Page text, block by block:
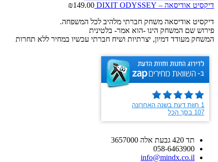
דיקסיט אודיסאה – DIXIT ODYSSEY ₪149.00
דיקסיט אודיסאה משחק חברתי מלהיב לכל המשפחה.
פירוש שם המשחק הינו -הוא אמר- בלטינית
המשחק מעודד דמיון, יצרתיות ושיח חברתי עכשיו במחיר ללא תחרות
תד 420 גבעת אלה 3657000
058-6463900
info@mindx.co.il